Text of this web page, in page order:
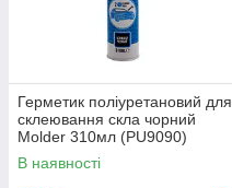
Герметик поліуретановий для
склеювання скла чорний
Molder 310мл (PU9090)
В наявності